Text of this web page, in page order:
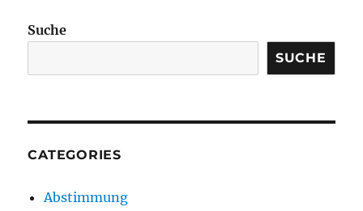
Suche
SUCHE
CATEGORIES
Abstimmung